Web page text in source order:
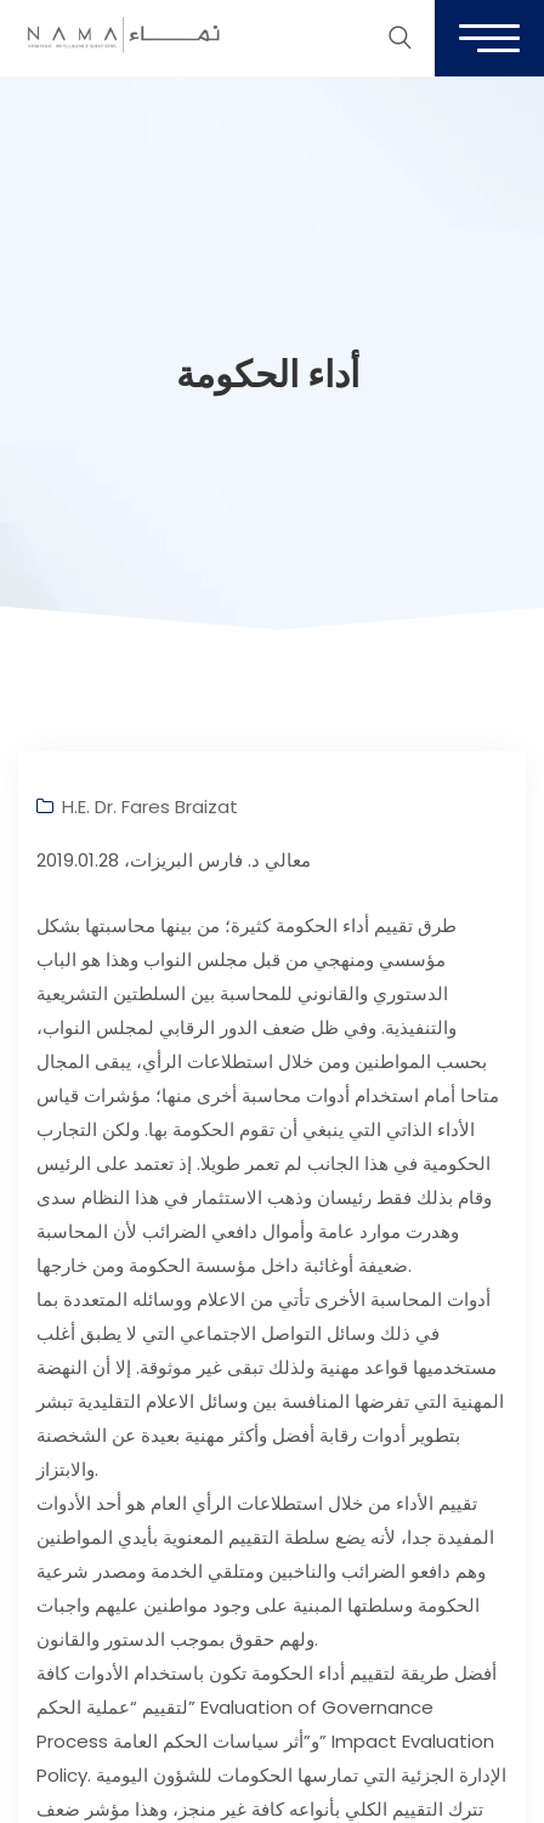
H.E. Dr. Fares Braizat
معالي د. فارس البريزات، 2019.01.28
طرق تقييم أداء الحكومة كثيرة؛ من بينها محاسبتها بشكل
مؤسسي ومنهجي من قبل مجلس النواب وهذا هو الباب
الدستوري والقانوني للمحاسبة بين السلطتين التشريعية
والتنفيذية. وفي ظل ضعف الدور الرقابي لمجلس النواب،
بحسب المواطنين ومن خلال استطلاعات الرأي، يبقى المجال
متاحا أمام استخدام أدوات محاسبة أخرى منها؛ مؤشرات قياس
الأداء الذاتي التي ينبغي أن تقوم الحكومة بها. ولكن التجارب
الحكومية في هذا الجانب لم تعمر طويلا. إذ تعتمد على الرئيس
وقام بذلك فقط رئيسان وذهب الاستثمار في هذا النظام سدى
وهدرت موارد عامة وأموال دافعي الضرائب لأن المحاسبة
ضعيفة أوغائبة داخل مؤسسة الحكومة ومن خارجها.
أدوات المحاسبة الأخرى تأتي من الاعلام ووسائله المتعددة بما
في ذلك وسائل التواصل الاجتماعي التي لا يطبق أغلب
مستخدميها قواعد مهنية ولذلك تبقى غير موثوقة. إلا أن النهضة
المهنية التي تفرضها المنافسة بين وسائل الاعلام التقليدية تبشر
بتطوير أدوات رقابة أفضل وأكثر مهنية بعيدة عن الشخصنة
والابتزاز.
تقييم الأداء من خلال استطلاعات الرأي العام هو أحد الأدوات
المفيدة جدا، لأنه يضع سلطة التقييم المعنوية بأيدي المواطنين
وهم دافعو الضرائب والناخبين ومتلقي الخدمة ومصدر شرعية
الحكومة وسلطتها المبنية على وجود مواطنين عليهم واجبات
ولهم حقوق بموجب الدستور والقانون.
أفضل طريقة لتقييم أداء الحكومة تكون باستخدام الأدوات كافة
لتقييم “عملية الحكم” Evaluation of Governance
Process و”أثر سياسات الحكم العامة” Impact Evaluation
Policy. الإدارة الجزئية التي تمارسها الحكومات للشؤون اليومية
تترك التقييم الكلي بأنواعه كافة غير منجز، وهذا مؤشر ضعف